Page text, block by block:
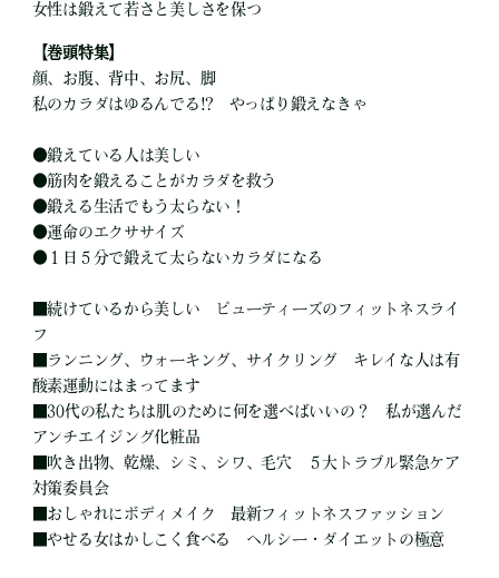
女性は鍛えて若さと美しさを保つ
【巻頭特集】
顔、お腹、背中、お尻、脚
私のカラダはゆるんでる!? やっぱり鍛えなきゃ
●鍛えている人は美しい
●筋肉を鍛えることがカラダを救う
●鍛える生活でもう太らない！
●運命のエクササイズ
● １日５分で鍛えて太らないカラダになる
■続けているから美しい ビューティーズのフィットネスライ
フ
ランニング、ウォーキング、サイクリング キレイな人は有
酸素運動にはまってます
30代の私たちは肌のために何を選べばいいの？ 私が選んだ
アンチエイジング化粧品
吹き出物、乾燥、シミ、シワ、毛穴 ５大トラブル緊急ケア
対策委員会
おしゃれにボディメイク 最新フィットネスファッション
■やせる女はかしこく食べる ヘルシー・ダイエットの極意